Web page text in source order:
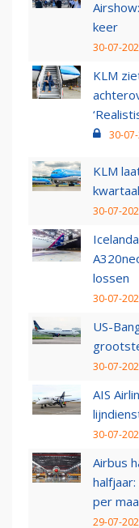
keer
30-07-
KLM
30-
KLM
30-07-
lossen
30-07-
US-
30-07-
AIS
30-07-
Airbus
per
29-07-